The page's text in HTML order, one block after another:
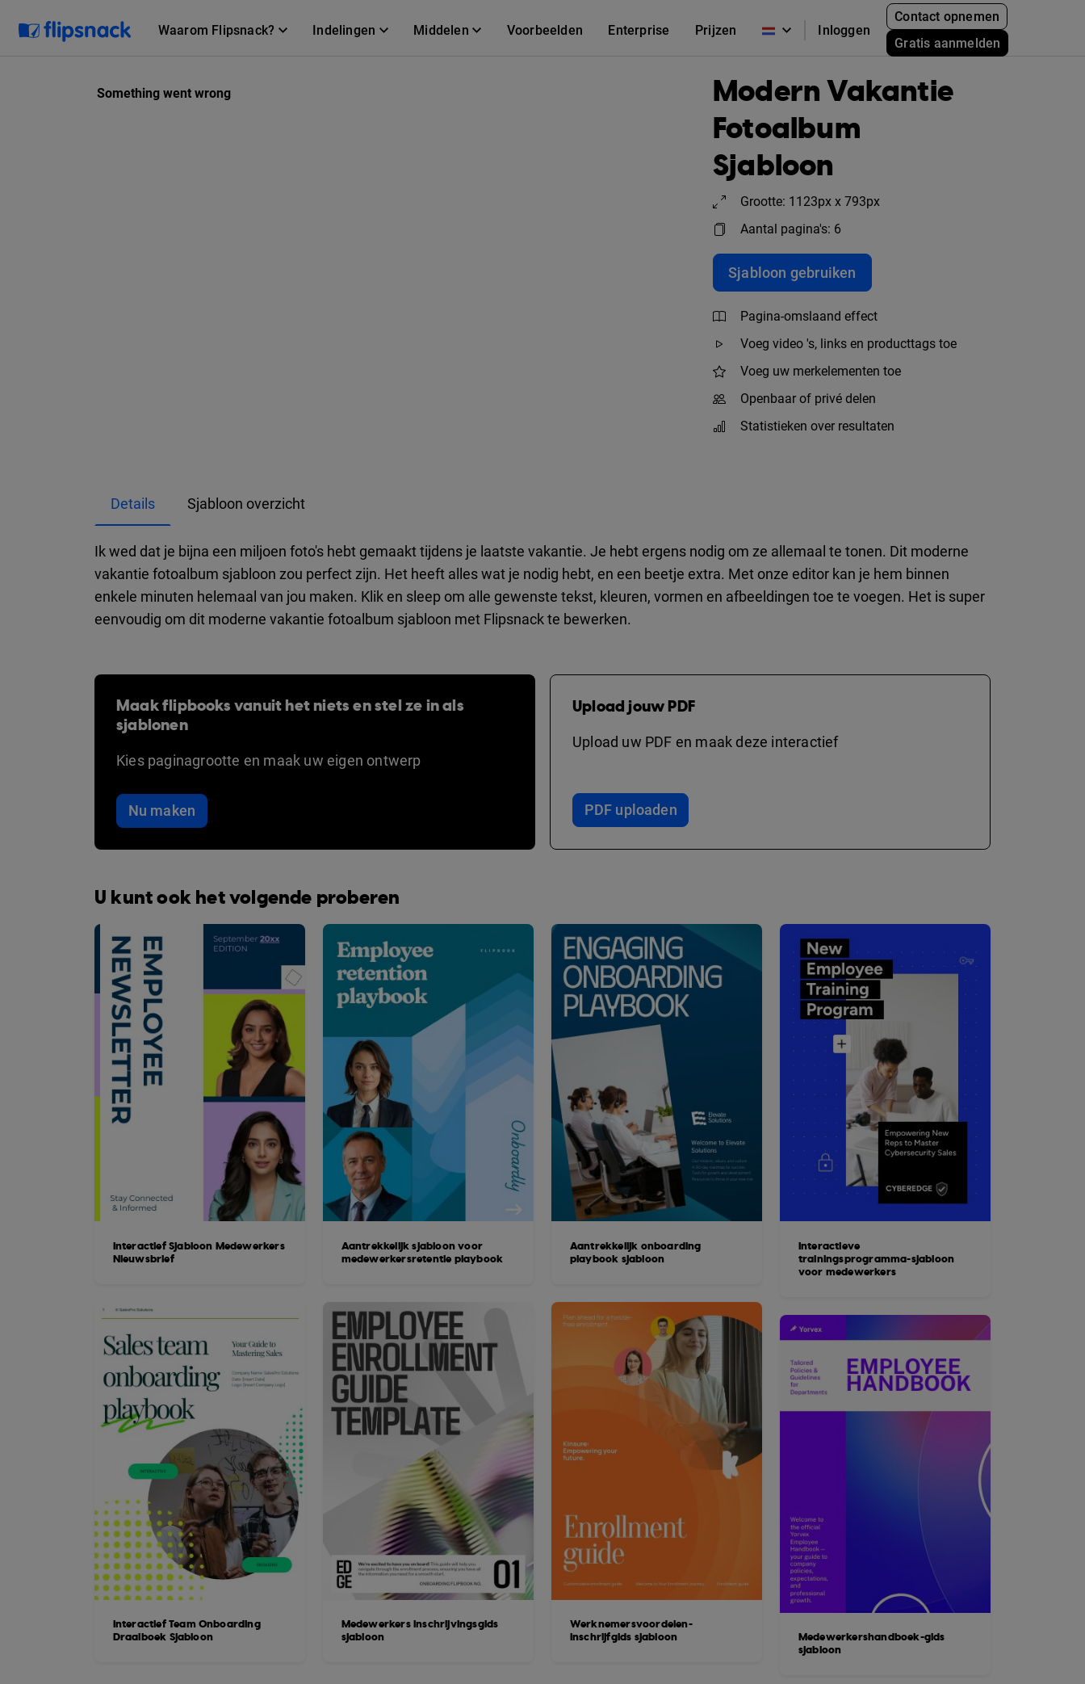
Waarom Flipsnack? Indelingen Middelen Voorbeelden Enterprise Prijzen Inloggen
Contact opnemen
Gratis aanmelden
Modern Vakantie
Fotoalbum
Sjabloon
Grootte: 1123px x 793px
Aantal pagina's: 6
Sjabloon gebruiken
Pagina-omslaand effect
Voeg video 's, links en producttags toe
Voeg uw merkelementen toe
Openbaar of privé delen
Statistieken over resultaten
Details Sjabloon overzicht
Ik wed dat je bijna een miljoen foto's hebt gemaakt tijdens je laatste vakantie. Je hebt ergens nodig om ze allemaal te tonen. Dit moderne
vakantie fotoalbum sjabloon zou perfect zijn. Het heeft alles wat je nodig hebt, en een beetje extra. Met onze editor kan je hem binnen
enkele minuten helemaal van jou maken. Klik en sleep om alle gewenste tekst, kleuren, vormen en afbeeldingen toe te voegen. Het is super
eenvoudig om dit moderne vakantie fotoalbum sjabloon met Flipsnack te bewerken.
Maak flipbooks vanuit het niets en stel ze in als
sjablonen
Kies paginagrootte en maak uw eigen ontwerp
Nu maken
Upload jouw PDF
Upload uw PDF en maak deze interactief
PDF uploaden
U kunt ook het volgende proberen
Interactief Sjabloon Medewerkers
Nieuwsbrief
Interactief Team Onboarding
Draaiboek Sjabloon
Aantrekkelijk sjabloon voor
medewerkersretentie playbook
Medewerkers inschrijvingsgids
sjabloon
Aantrekkelijk onboarding
playbook sjabloon
Werknemersvoordelen-
inschrijfgids sjabloon
Interactieve
trainingsprogramma-sjabloon
voor medewerkers
Medewerkershandboek-gids
sjabloon